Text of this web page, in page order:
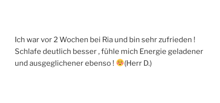
Ich war vor 2 Wochen bei Ria und bin sehr zufrieden !
Schlafe deutlich besser , fühle mich Energie geladener
und ausgeglichener ebenso !
(Herr D.)